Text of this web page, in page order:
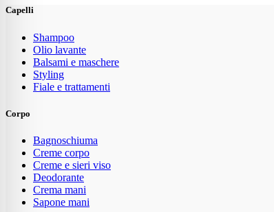
Capelli
Shampoo
Olio lavante
Balsami e maschere
Styling
Fiale e trattamenti
Corpo
Bagnoschiuma
Creme corpo
Creme e sieri viso
Deodorante
Crema mani
Sapone mani